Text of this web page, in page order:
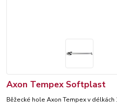
Axon Tempex Softplast
Běžecké hole Axon Tempex v délkách